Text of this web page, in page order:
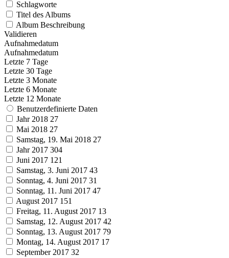
Schlagworte
Titel des Albums
Album Beschreibung
Validieren
Aufnahmedatum
Aufnahmedatum
Letzte 7 Tage
Letzte 30 Tage
Letzte 3 Monate
Letzte 6 Monate
Letzte 12 Monate
Benutzerdefinierte Daten
Jahr 2018 27
Mai 2018 27
Samstag, 19. Mai 2018 27
Jahr 2017 304
Juni 2017 121
Samstag, 3. Juni 2017 43
Sonntag, 4. Juni 2017 31
Sonntag, 11. Juni 2017 47
August 2017 151
Freitag, 11. August 2017 13
Samstag, 12. August 2017 42
Sonntag, 13. August 2017 79
Montag, 14. August 2017 17
September 2017 32